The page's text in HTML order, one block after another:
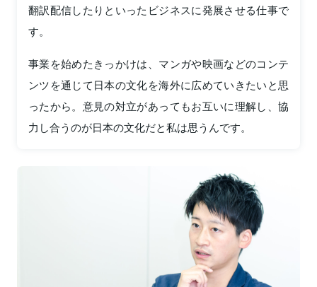
翻訳配信したりといったビジネスに発展させる仕事で
す。
事業を始めたきっかけは、マンガや映画などのコンテ
ンツを通じて日本の文化を海外に広めていきたいと思
ったから。意見の対立があってもお互いに理解し、協
力し合うのが日本の文化だと私は思うんです。